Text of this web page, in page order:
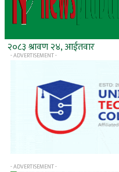
२०८३ श्रावण २४, आईतवार
- ADVERTISEMENT -
- ADVERTISEMENT -